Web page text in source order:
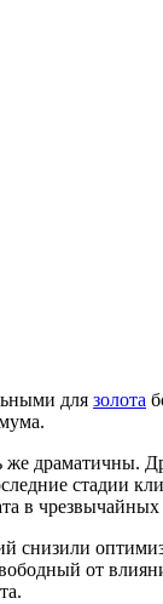
для золота
драматичны.
стадии
в чрезвычайных
снизили
от